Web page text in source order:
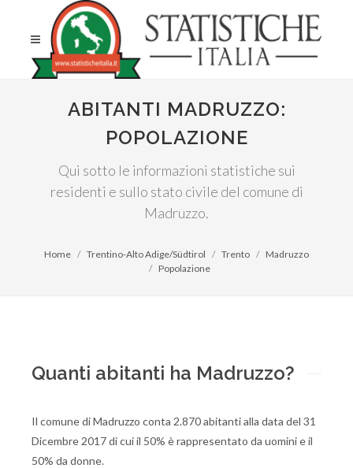
ABITANTI MADRUZZO:
POPOLAZIONE
Qui sotto le informazioni statistiche sui
residenti e sullo stato civile del comune di
Madruzzo.
Home Trentino-Alto Adige/Südtirol Trento
Madruzzo
Popolazione
Quanti abitanti ha Madruzzo?
Il comune di Madruzzo conta 2.870 abitanti alla data del 31
Dicembre 2017 di cui il 50% è rappresentato da uomini e il
50% da donne.